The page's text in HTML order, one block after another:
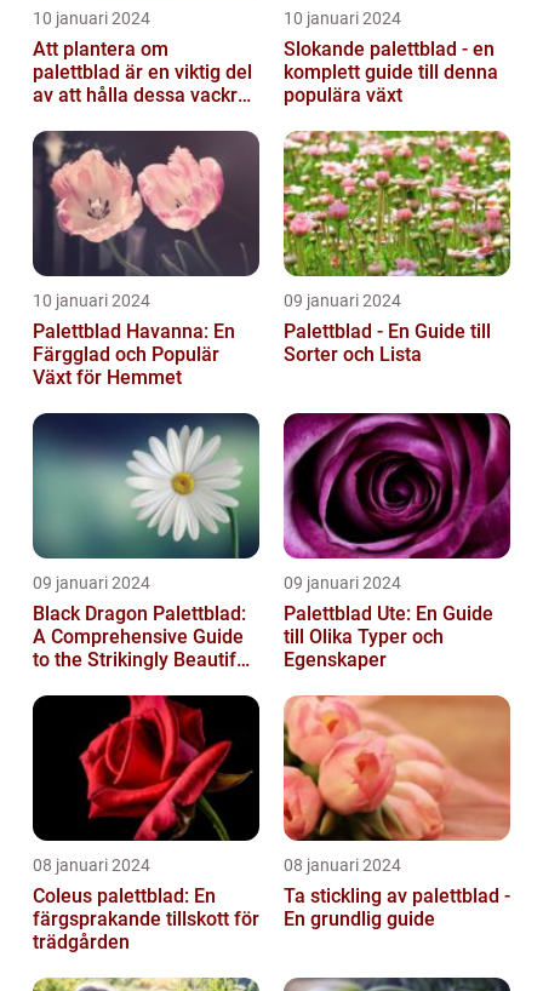
10 januari 2024
Att plantera om
palettblad är en viktig del
av att hålla dessa vackra
välmående...
10 januari 2024
Slokande palettblad - en
komplett guide till denna
populära växt
10 januari 2024
Palettblad Havanna: En
Färgglad och Populär
Växt för Hemmet
09 januari 2024
Palettblad - En Guide till
Sorter och Lista
09 januari 2024
Black Dragon Palettblad:
A Comprehensive Guide
to the Strikingly Beautiful
09 januari 2024
Palettblad Ute: En Guide
till Olika Typer och
Egenskaper
08 januari 2024
Coleus palettblad: En
färgsprakande tillskott för
trädgården
08 januari 2024
Ta stickling av palettblad -
En grundlig guide